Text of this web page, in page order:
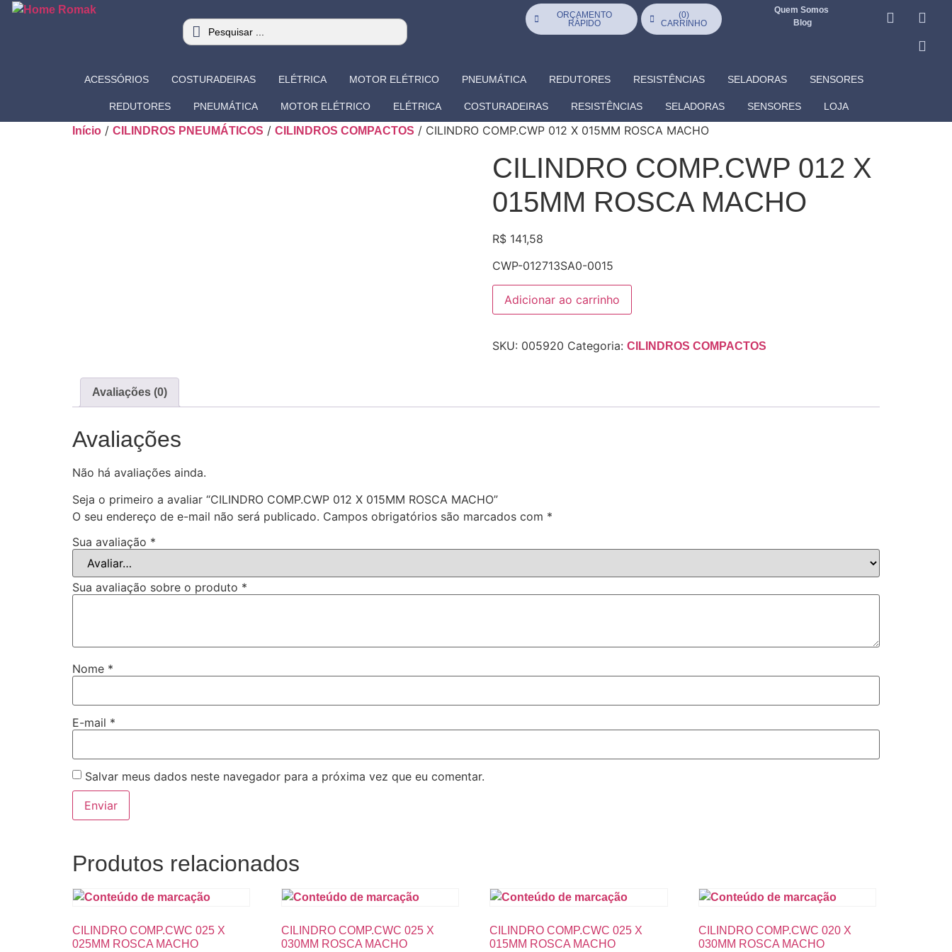
ORÇAMENTO
RÁPIDO
(0)
CARRINHO
Quem Somos
Blog
ACESSÓRIOS COSTURADEIRAS ELÉTRICA MOTOR ELÉTRICO PNEUMÁTICA REDUTORES RESISTÊNCIAS SELADORAS SENSORES
REDUTORES PNEUMÁTICA MOTOR ELÉTRICO ELÉTRICA COSTURADEIRAS RESISTÊNCIAS SELADORAS SENSORES LOJA
Início / CILINDROS PNEUMÁTICOS / CILINDROS COMPACTOS / CILINDRO COMP.CWP 012 X 015MM ROSCA MACHO
CILINDRO COMP.CWP 012 X
015MM ROSCA MACHO
R$141,58
CWP-012713SA0-0015
Adicionar ao carrinho
SKU: 005920 Categoria: CILINDROS COMPACTOS
Avaliações (0)
Avaliações
Não há avaliações ainda.
Seja o primeiro a avaliar “CILINDRO COMP.CWP 012 X 015MM ROSCA MACHO”
O seu endereço de e-mail não será publicado. Campos obrigatórios são marcados com *
Sua avaliação *
Sua avaliação sobre o produto *
Nome *
E-mail *
Salvar meus dados neste navegador para a próxima vez que eu comentar.
Produtos relacionados
CILINDRO COMP.CWC 025 X
025MM ROSCA MACHO
CILINDRO COMP.CWC 025 X
030MM ROSCA MACHO
CILINDRO COMP.CWC 025 X
015MM ROSCA MACHO
CILINDRO COMP.CWC 020 X
030MM ROSCA MACHO